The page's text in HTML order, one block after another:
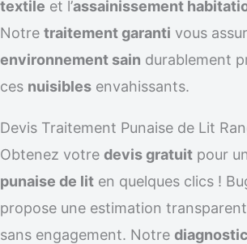
textile et l’assainissement
Notre traitement garanti vous
environnement sain durablement
ces nuisibles envahissants.
Devis Traitement Punaise de Lit
Obtenez votre devis gratuit pour un
punaise de lit en quelques clics !
propose une estimation
sans engagement. Notre